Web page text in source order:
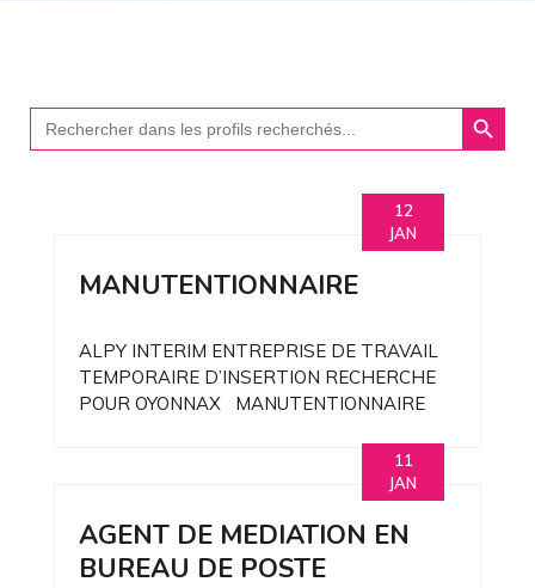
Search
for:
Search Button
12
JAN
MANUTENTIONNAIRE
ALPY INTERIM ENTREPRISE DE TRAVAIL
TEMPORAIRE D’INSERTION RECHERCHE
POUR OYONNAX MANUTENTIONNAIRE
11
JAN
AGENT DE MEDIATION EN
BUREAU DE POSTE